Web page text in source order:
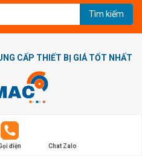
Tìm kiếm
CẤP THIẾT BỊ GIÁ TỐT NHẤT
Lộc 1, Phường Xuân Đỉnh, Quận
điện Chat Zalo